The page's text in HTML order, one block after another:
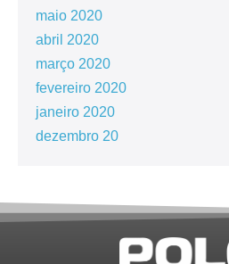
maio 2020
abril 2020
março 2020
fevereiro 2020
janeiro 2020
dezembro 20